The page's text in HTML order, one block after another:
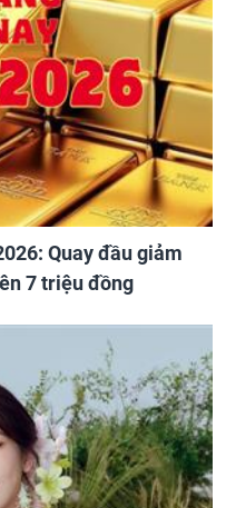
Quay đầu giảm
7 triệu đồng